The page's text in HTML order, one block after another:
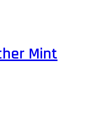
Mint